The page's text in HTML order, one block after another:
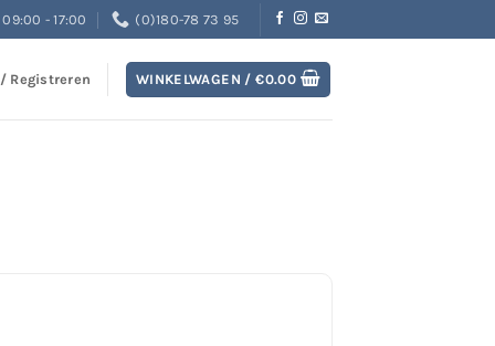
09:00 - 17:00 (0)180-78 73 95
Registreren WINKELWAGEN /€0.00